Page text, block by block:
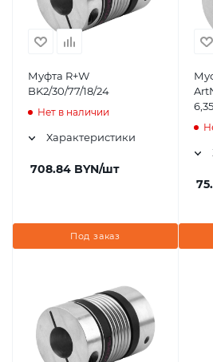
Муфта R+W
BK2/30/77/18/24
Нет в наличии
Характеристики
708.84 BYN/шт
Под заказ